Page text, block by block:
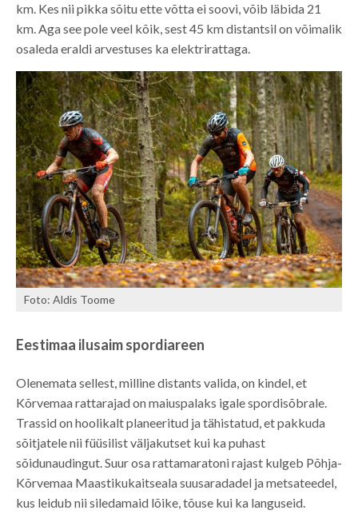
km. Kes nii pikka sõitu ette võtta ei soovi, võib läbida 21
km. Aga see pole veel kõik, sest 45 km distantsil on võimalik
osaleda eraldi arvestuses ka elektrirattaga.
Foto: Aldis Toome
Eestimaa ilusaim spordiareen
Olenemata sellest, milline distants valida, on kindel, et
Kõrvemaa rattarajad on maiuspalaks igale spordisõbrale.
Trassid on hoolikalt planeeritud ja tähistatud, et pakkuda
sõitjatele nii füüsilist väljakutset kui ka puhast
sõidunaudingut. Suur osa rattamaratoni rajast kulgeb Põhja-
Kõrvemaa Maastikukaitseala suusaradadel ja metsateedel,
kus leidub nii siledamaid lõike, tõuse kui ka languseid.